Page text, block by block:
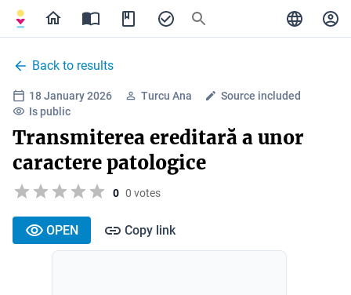
Back to results
18 January 2026 Turcu Ana
Source included
Is public
Transmiterea ereditară a unor
caractere patologice
0 0 votes
OPEN Copy link